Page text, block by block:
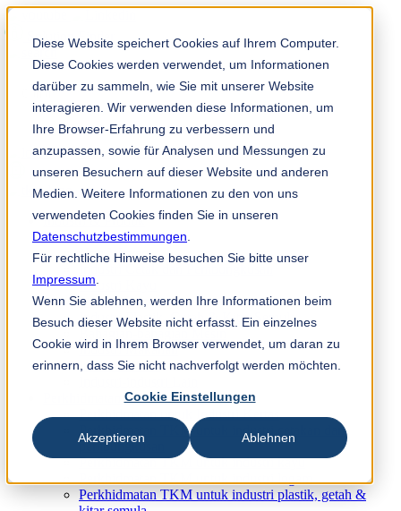
Diese Website speichert Cookies auf Ihrem Computer.
Diese Cookies werden verwendet, um Informationen
darüber zu sammeln, wie Sie mit unserer Website
interagieren. Wir verwenden diese Informationen, um
Ihre Browser-Erfahrung zu verbessern und
anzupassen, sowie für Analysen und Messungen zu
unseren Besuchern auf dieser Website und anderen
Medien. Weitere Informationen zu den von uns
verwendeten Cookies finden Sie in unseren
Datenschutzbestimmungen
Für rechtliche Hinweise besuchen Sie bitte unser
Impressum
Wenn Sie ablehnen, werden Ihre Informationen beim
Besuch dieser Website nicht erfasst. Ein einzelnes
Cookie wird in Ihrem Browser verwendet, um daran zu
erinnern, dass Sie nicht nachverfolgt werden möchten.
Cookie Einstellungen
Akzeptieren Ablehnen
Solution Finder
TKM App
ms
Industri & Produk
Industri Kertas
Non-Woven
Industri Kayu
Industri Logam
Industri Plastik, Getah & Kitar Semula
Industri Makanan
Industri Kimia
Perkhidmatan & Perundingan
Perkhidmatan untuk Industri Kertas
Perkhidmatan TKM untuk industri cetakan dan
pembungkusan
Perkhidmatan TKM untuk industri kayu
Perkhidmatan TKM untuk industri plastik, getah &